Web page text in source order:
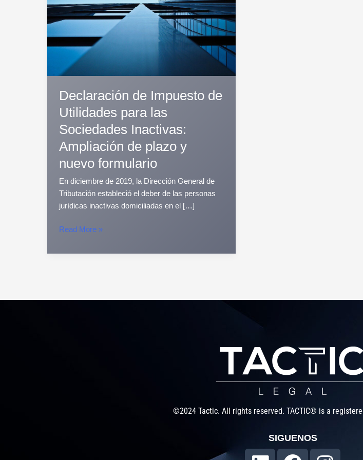
Declaración de Impuesto de
Utilidades para las
Sociedades Inactivas:
Ampliación de plazo y
nuevo formulario
En diciembre de 2019, la Dirección General de
Tributación estableció el deber de las personas
jurídicas inactivas domiciliadas en el […]
para
las
Sociedades
Inactivas:
Ampliación
plazo
nuevo
formulario
Read More »
©2024 Tactic. All rights reserved. TACTIC® is a
SIGUENOS